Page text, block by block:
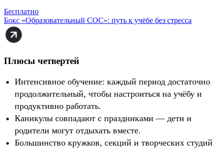
Бесплатно
Бокс «Образовательный СОС»: путь к учёбе без стресса
Плюсы четвертей
Интенсивное обучение: каждый период достаточно
продолжительный, чтобы настроиться на учёбу и
продуктивно работать.
Каникулы совпадают с праздниками — дети и
родители могут отдыхать вместе.
Большинство кружков, секций и творческих студий